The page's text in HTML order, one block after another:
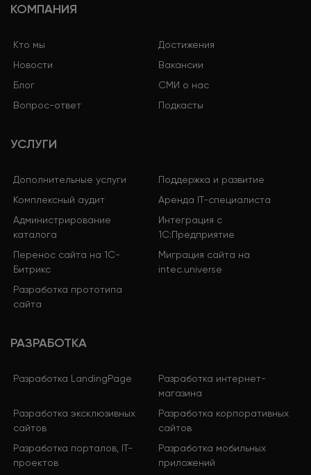
КОМПАНИЯ
Кто мы
Достижения
Новости
Вакансии
Блог
СМИ о нас
Вопрос-ответ
Подкасты
УСЛУГИ
Дополнительные услуги
Поддержка и развитие
Комплексный аудит
Аренда IT-специалиста
Администрирование
каталога
Интеграция с
1С:Предприятие
Перенос сайта на 1С-
Битрикс
Миграция сайта на
intec.universe
Разработка прототипа
сайта
РАЗРАБОТКА
Разработка LandingPage
Разработка интернет-
магазина
Разработка эксклюзивных
сайтов
Разработка корпоративных
сайтов
Разработка порталов, IT-
проектов
Разработка мобильных
приложений